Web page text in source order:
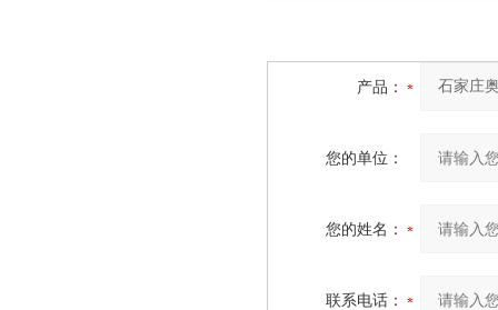
产品：
您的单位：
您的姓名：
联系电话：